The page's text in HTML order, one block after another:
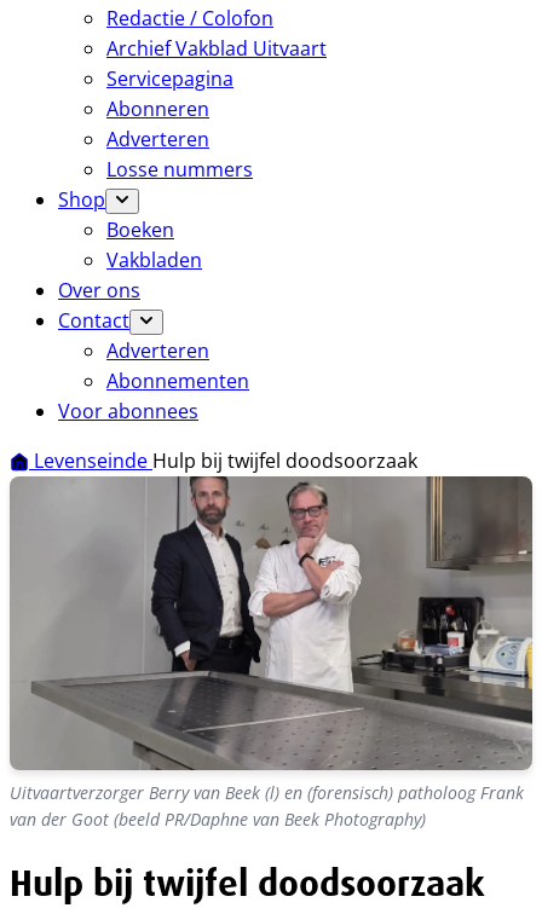
Redactie / Colofon
Archief Vakblad Uitvaart
Servicepagina
Abonneren
Adverteren
Losse nummers
Shop
Boeken
Vakbladen
Over ons
Contact
Adverteren
Abonnementen
Voor abonnees
Levenseinde Hulp bij twijfel doodsoorzaak
Uitvaartverzorger Berry van Beek (l) en (forensisch) patholoog Frank
van der Goot (beeld PR/Daphne van Beek Photography)
Hulp bij twijfel doodsoorzaak